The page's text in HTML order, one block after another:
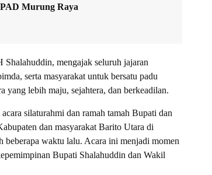
Murung Raya
mengajak seluruh jajaran
serta masyarakat untuk bersatu padu
yang lebih maju, sejahtera, dan berkeadilan.
silaturahmi dan ramah tamah Bupati dan
dan masyarakat Barito Utara di
waktu lalu. Acara ini menjadi momen
Bupati Shalahuddin dan Wakil